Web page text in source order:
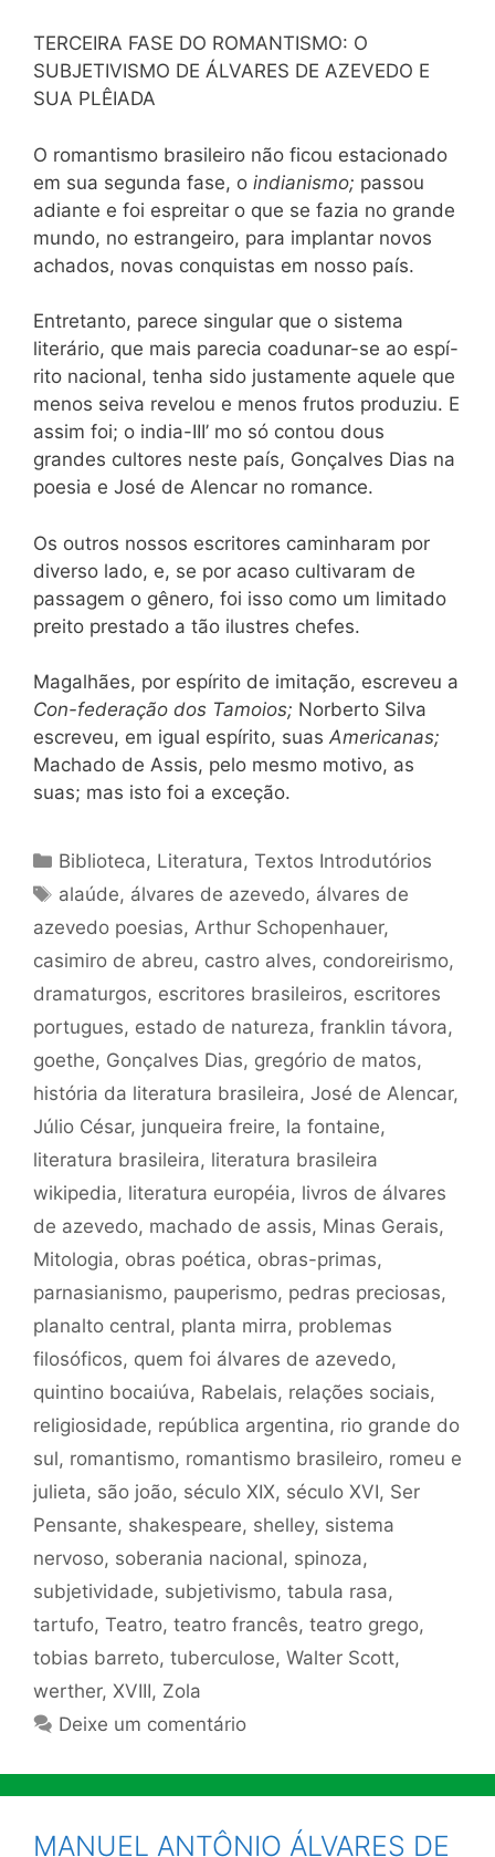
TERCEIRA FASE DO ROMANTISMO: O
SUBJETIVISMO DE ÁLVARES DE AZEVEDO E
SUA PLÊIADA
O romantismo brasileiro não ficou estacionado
em sua segunda fase, o indianismo; passou
adiante e foi espreitar o que se fazia no grande
mundo, no estrangeiro, para implantar novos
achados, novas conquistas em nosso país.
Entretanto, parece singular que o sistema
literário, que mais parecia coadunar-se ao espí-
rito nacional, tenha sido justamente aquele que
menos seiva revelou e menos frutos produziu. E
assim foi; o india-III’ mo só contou dous
grandes cultores neste país, Gonçalves Dias na
poesia e José de Alencar no romance.
Os outros nossos escritores caminharam por
diverso lado, e, se por acaso cultivaram de
passagem o gênero, foi isso como um limitado
preito prestado a tão ilustres chefes.
Magalhães, por espírito de imitação, escreveu a
Con-federação dos Tamoios; Norberto Silva
escreveu, em igual espírito, suas Americanas;
Machado de Assis, pelo mesmo motivo, as
suas; mas isto foi a exceção.
Categorias
Biblioteca, Literatura,Textos Introdutórios
Tags
alaúde, álvares de azevedo, álvares de
azevedo poesias, Arthur Schopenhauer,
casimiro de abreu, castro alves, condoreirismo,
dramaturgos, escritores brasileiros, escritores
portugues, estado de natureza, franklin távora,
goethe, Gonçalves Dias, gregório de matos,
história da literatura brasileira, José de Alencar,
Júlio César, junqueira freire, la fontaine,
literatura brasileira, literatura brasileira
wikipedia, literatura européia, livros de álvares
de azevedo, machado de assis, Minas Gerais,
Mitologia, obras poética, obras-primas,
parnasianismo, pauperismo, pedras preciosas,
planalto central, planta mirra, problemas
filosóficos, quem foi álvares de azevedo,
quintino bocaiúva, Rabelais, relações sociais,
religiosidade, república argentina, rio grande do
sul, romantismo, romantismo brasileiro, romeu e
julieta, são joão, século XIX, século XVI, Ser
Pensante, shakespeare, shelley, sistema
nervoso, soberania nacional, spinoza,
subjetividade, subjetivismo, tabula rasa,
tartufo, Teatro, teatro francês, teatro grego,
tobias barreto, tuberculose, Walter Scott,
werther, XVIII, Zola
Deixe um comentário
MANUEL ANTÔNIO ÁLVARES DE